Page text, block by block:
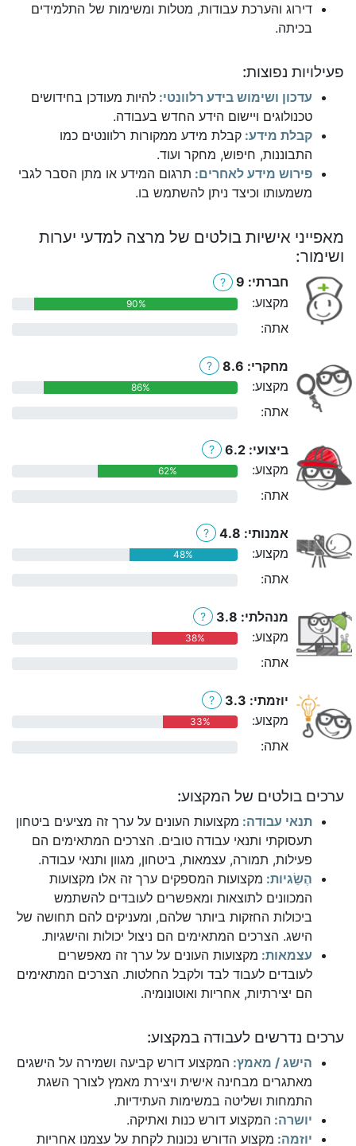
דירוג והערכת עבודות, מטלות ומשימות של התלמידים
בכיתה.
פעילויות נפוצות:
עדכון ושימוש בידע רלוונטי: להיות מעודכן בחידושים
טכנולוגים ויישום הידע החדש בעבודה.
קבלת מידע: קבלת מידע ממקורות רלוונטים כמו
התבוננות, חיפוש, מחקר ועוד.
פירוש מידע לאחרים: תרגום המידע או מתן הסבר לגבי
משמעותו וכיצד ניתן להשתמש בו.
מאפייני אישיות בולטים של מרצה למדעי יערות
ושימור:
חברתי: 9 ?
מקצוע: 90%
אתה:
מחקרי: 8.6 ?
מקצוע: 86%
אתה:
ביצועי: 6.2 ?
מקצוע: 62%
אתה:
אמנותי: 4.8 ?
מקצוע: 48%
אתה:
מנהלתי: 3.8 ?
מקצוע: 38%
אתה:
יוזמתי: 3.3 ?
מקצוע: 33%
אתה:
ערכים בולטים של המקצוע:
תנאי עבודה: מקצועות העונים על ערך זה מציעים ביטחון
תעסוקתי ותנאי עבודה טובים. הצרכים המתאימים הם
פעילות, תמורה, עצמאות, ביטחון, מגוון ותנאי עבודה.
הֶשֵׂגיות: מקצועות המספקים ערך זה אלו מקצועות
המכוונים לתוצאות ומאפשרים לעובדים להשתמש
ביכולות החזקות ביותר שלהם, ומעניקים להם תחושה של
הישג. הצרכים המתאימים הם ניצול יכולות והישגיות.
עצמאות: מקצועות העונים על ערך זה מאפשרים
לעובדים לעבוד לבד ולקבל החלטות. הצרכים המתאימים
הם יצירתיות, אחריות ואוטונומיה.
ערכים נדרשים לעבודה במקצוע:
הישג / מאמץ: המקצוע דורש קביעה ושמירה על הישגים
מאתגרים מבחינה אישית ויצירת מאמץ לצורך השגת
התמחות ושליטה במשימות העתידיות.
יושרה: המקצוע דורש כנות ואתיקה.
יוזמה: מקצוע הדורש נכונות לקחת על עצמנו אחריות